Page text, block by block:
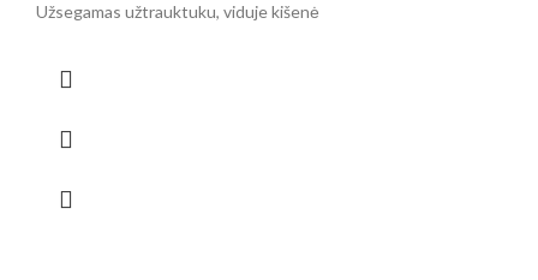
Užsegamas užtrauktuku, viduje kišenė